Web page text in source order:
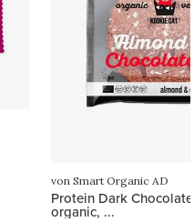
von Smart Organic AD
Protein Dark
organic, ...